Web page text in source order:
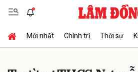
Mới nhất Chính trị Thời sự
Gửi bình luận